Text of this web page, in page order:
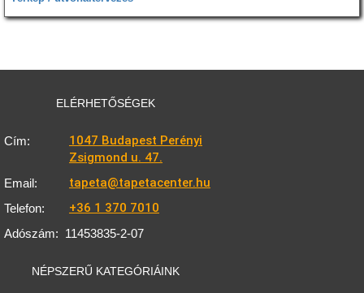
ELÉRHETŐSÉGEK
Cím:
1047 Budapest Perényi
Zsigmond u. 47.
Email: tapeta@tapetacenter.hu
Telefon: +36 1 370 7010
Adószám: 11453835-2-07
NÉPSZERŰ KATEGÓRIÁINK